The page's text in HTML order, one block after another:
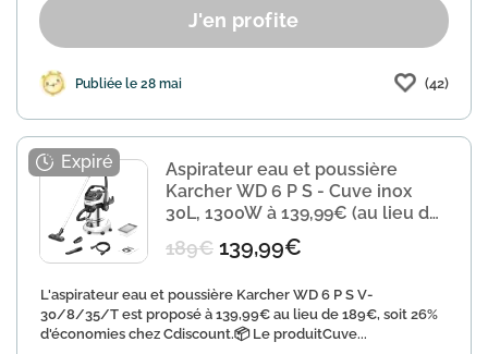
J'en profite
Publiée le 28 mai (42)
Aspirateur eau et poussière
Karcher WD 6 P S - Cuve inox
30L, 1300W à 139,99€ (au lieu de
189€ 139,99€
L'aspirateur eau et poussière Karcher WD 6 P S V-
30/8/35/T est proposé à 139,99€ au lieu de 189€, soit 26%
d'économies chez Cdiscount.📦 Le produitCuve...